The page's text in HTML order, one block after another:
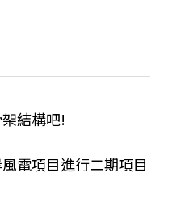
結構吧!
電項目進行二期項目